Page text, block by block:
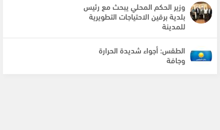
وزير الحكم المحلي يبحث مع رئيس
بلدية برقين الاحتياجات التطويرية
للمدينة
الطقس: أجواء شديدة الحرارة
وجافة